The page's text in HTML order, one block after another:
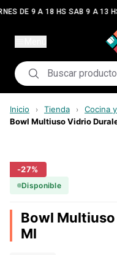
DE 9 A 18 HS SAB 9 A 13
Inicio › Tienda › Cocina
Bowl Multiuso Vidrio
-27%
Disponible
Bowl
Ml